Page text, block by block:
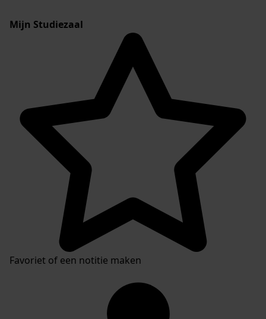
Mijn Studiezaal
Favoriet of een notitie maken